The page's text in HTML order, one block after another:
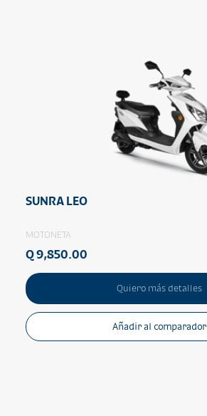
SUNRA LEO
MOTONETA
Q 9,850.00
Quiero más detalles
Añadir al comparador